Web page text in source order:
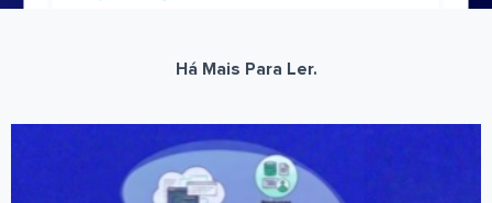
Há Mais Para Ler.